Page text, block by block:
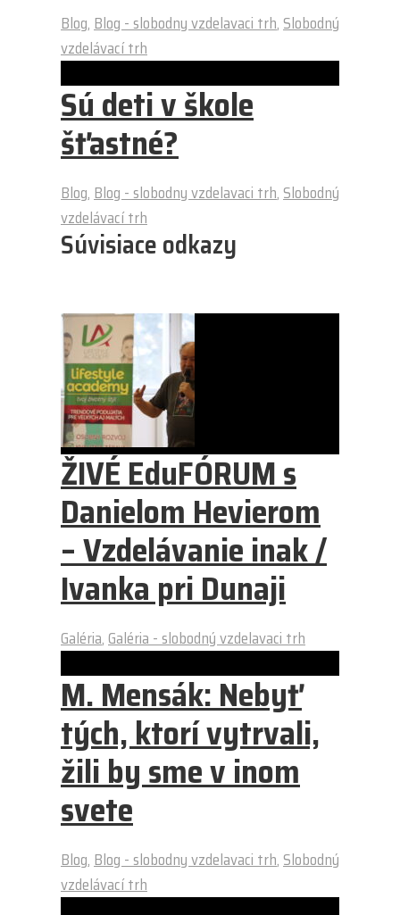
Blog, Blog - slobodny vzdelavaci trh, Slobodný
vzdelávací trh
Sú deti v škole
šťastné?
Blog, Blog - slobodny vzdelavaci trh, Slobodný
vzdelávací trh
Súvisiace odkazy
ŽIVÉ EduFÓRUM s
Danielom Hevierom
– Vzdelávanie inak /
Ivanka pri Dunaji
Galéria, Galéria - slobodný vzdelavaci trh
M. Mensák: Nebyť
tých, ktorí vytrvali,
žili by sme v inom
svete
Blog, Blog - slobodny vzdelavaci trh, Slobodný
vzdelávací trh